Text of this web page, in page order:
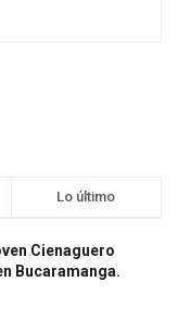
Lo último
Cienaguero
Bucaramanga.